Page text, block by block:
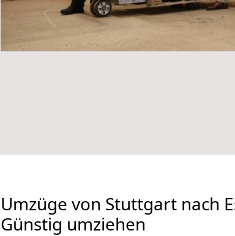
Umzüge von Stuttgart nach
Günstig umziehen